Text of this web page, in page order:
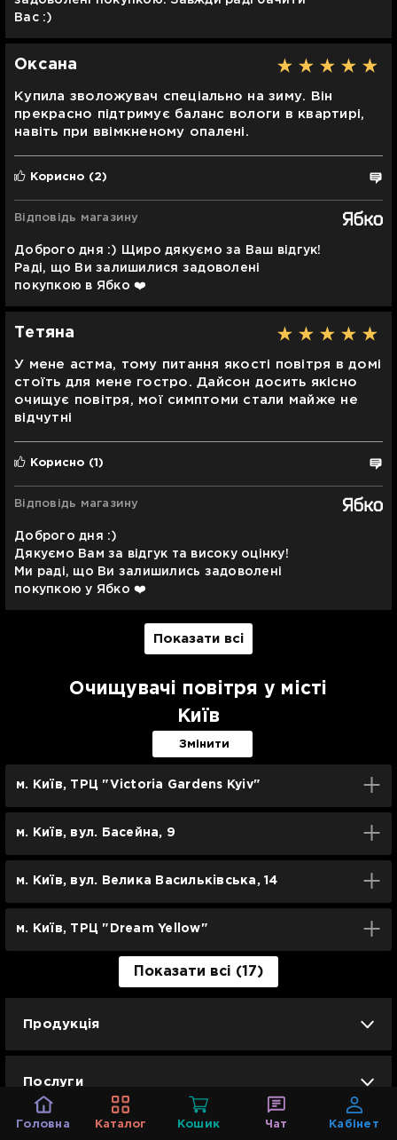
Вас :)
Оксана
Купила зволожувач спеціально на зиму. Він
прекрасно підтримує баланс вологи в квартирі,
навіть при ввімкненому опалені.
Корисно (2)
Відповідь магазину
Доброго дня :) Щиро дякуємо за Ваш відгук!
Раді, що Ви залишилися задоволені
покупкою в Ябко ❤️
Тетяна
У мене астма, тому питання якості повітря в домі
стоїть для мене гостро. Дайсон досить якісно
очищує повітря, мої симптоми стали майже не
відчутні
Корисно (1)
Відповідь магазину
Доброго дня :)
Дякуємо Вам за відгук та високу оцінку!
Ми раді, що Ви залишились задоволені
покупкою у Ябко ❤️
Показати всі
Очищувачі повітря у місті
Київ
Змінити
м. Київ, ТРЦ "Victoria Gardens Kyiv"
м. Київ, вул. Басейна, 9
м. Київ, вул. Велика Васильківська, 14
м. Київ, ТРЦ "Dream Yellow"
Показати всі (17)
Головна Каталог Кошик Чат Кабінет
Продукція
AirPods Гаджети Аксесуари
Послуги
Ремонт Trade IN
Новини